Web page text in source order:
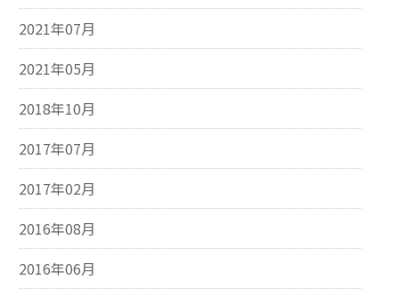
2021年07月
2021年05月
2018年10月
2017年07月
2017年02月
2016年08月
2016年06月